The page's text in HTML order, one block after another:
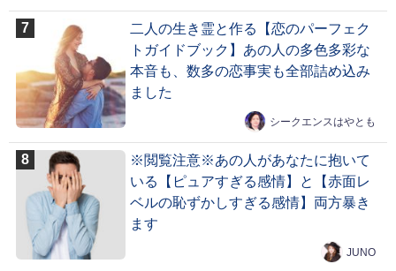
二人の生き霊と作る【恋のパーフェク
トガイドブック】あの人の多色多彩な
本音も、数多の恋事実も全部詰め込み
ました
シークエンスはやとも
※閲覧注意※あの人があなたに抱いて
いる【ピュアすぎる感情】と【赤面レ
ベルの恥ずかしすぎる感情】両方暴き
ます
JUNO